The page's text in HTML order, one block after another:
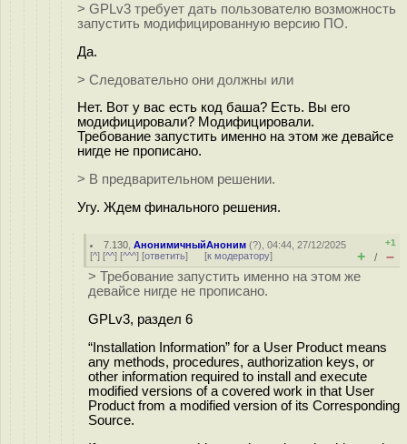
> GPLv3 требует дать пользователю возможность
запустить модифицированную версию ПО.
Да.
> Следовательно они должны или
Нет. Вот у вас есть код баша? Есть. Вы его
модифицировали? Модифицировали.
Требование запустить именно на этом же девайсе
нигде не прописано.
> В предварительном решении.
Угу. Ждем финального решения.
7.130 ,АнонимичныйАноним (?), 04:44, 27/12/2025
[^] [^^] [^^^] [ответить] [к модератору]
+1
+ / –
> Требование запустить именно на этом же
девайсе нигде не прописано.
GPLv3, раздел 6
“Installation Information” for a User Product means
any methods, procedures, authorization keys, or
other information required to install and execute
modified versions of a covered work in that User
Product from a modified version of its Corresponding
Source.